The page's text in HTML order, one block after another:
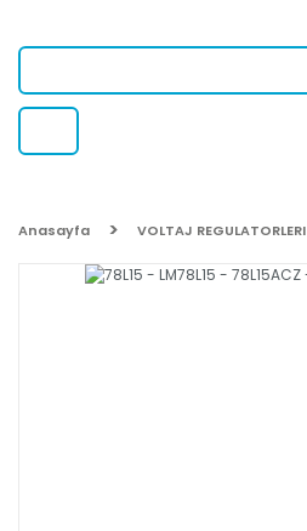
Anasayfa VOLTAJ REGULATORLERI